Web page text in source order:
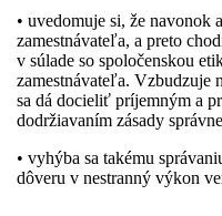
• uvedomuje si, že navonok
zamestnávateľa, a preto
v súlade so spoločenskou
zamestnávateľa. Vzbudzuje
sa dá docieliť príjemným a
dodržiavaním zásady
• vyhýba sa takému
dôveru v nestranný výkon